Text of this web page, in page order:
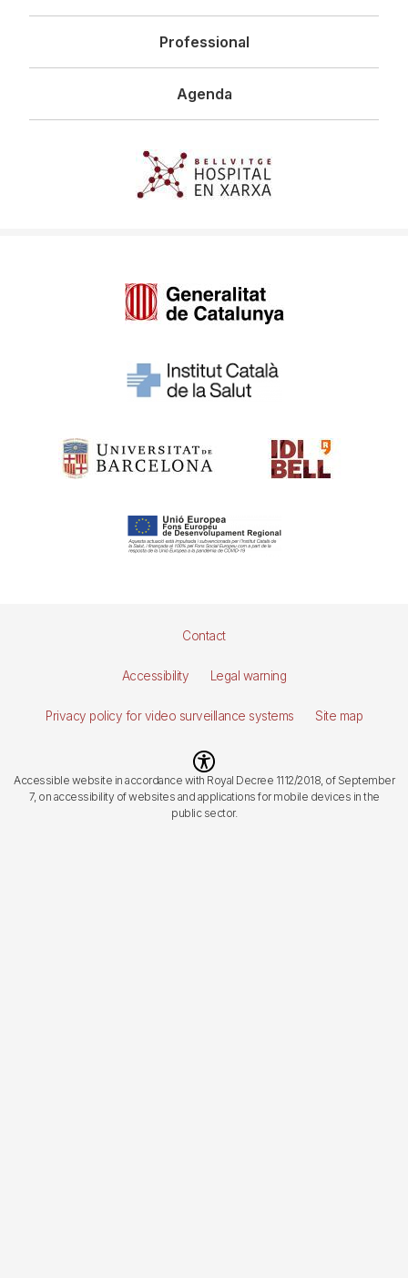
Professional
Agenda
Contact
Accessibility Legal warning
Privacy policy for video surveillance systems Site map
Imagen
Accessible website in accordance with Royal Decree 1112/2018, of September
7, on accessibility of websites and applications for mobile devices in the
public sector.